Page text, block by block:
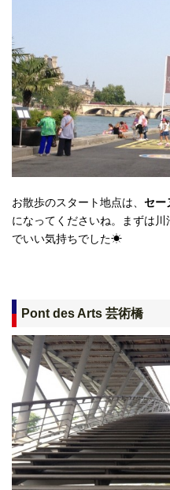
お散歩のスタート地点は、 セー
になってくださいね。まずは
でいい気持ちでした☀
Pont des Arts 芸術橋